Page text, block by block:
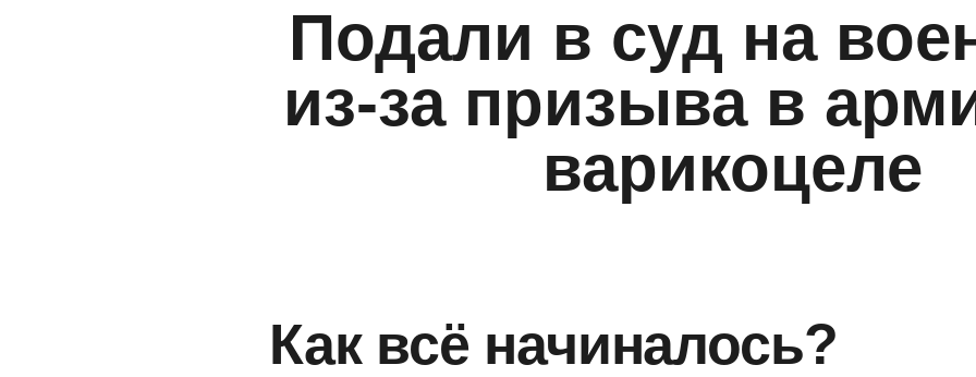
Подали в суд на
из-за призыва в
варикоцеле
Как всё начиналось?